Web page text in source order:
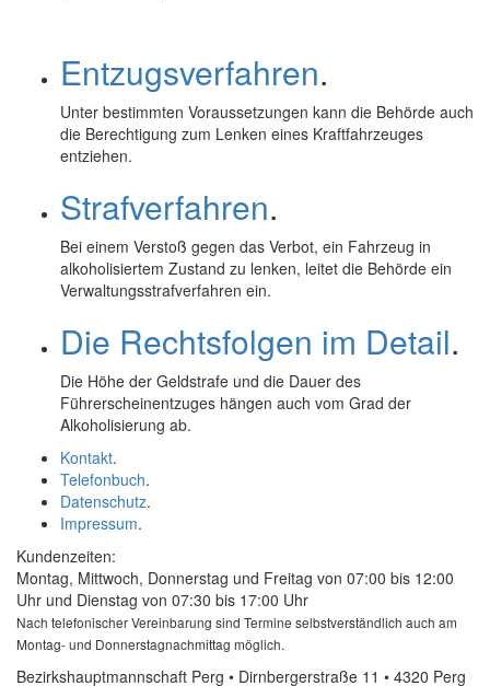
Entzugsverfahren.
Unter bestimmten Voraussetzungen kann die Behörde auch
die Berechtigung zum Lenken eines Kraftfahrzeuges
entziehen.
Strafverfahren.
Bei einem Verstoß gegen das Verbot, ein Fahrzeug in
alkoholisiertem Zustand zu lenken, leitet die Behörde ein
Verwaltungsstrafverfahren ein.
Die Rechtsfolgen im Detail.
Die Höhe der Geldstrafe und die Dauer des
Führerscheinentzuges hängen auch vom Grad der
Alkoholisierung ab.
Kontakt.
Telefonbuch.
Datenschutz.
Impressum.
Kundenzeiten:
Montag, Mittwoch, Donnerstag und Freitag von 07:00 bis 12:00
Uhr und Dienstag von 07:30 bis 17:00 Uhr
Nach telefonischer Vereinbarung sind Termine selbstverständlich auch am
Montag- und Donnerstagnachmittag möglich.
Bezirkshauptmannschaft Perg • Dirnbergerstraße 11 • 4320 Perg